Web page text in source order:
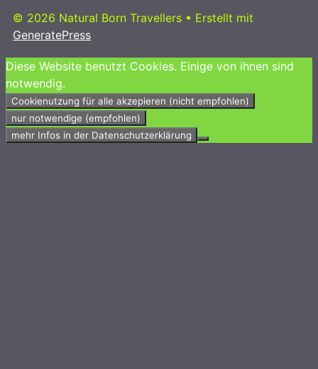
© 2026 Natural Born Travellers • Erstellt mit
GeneratePress
Diese Website benutzt Cookies. Einige von ihnen sind
notwendig.
Cookienutzung für alle akzepieren (nicht empfohlen)
nur notwendige (empfohlen)
mehr Infos in der Datenschutzerklärung